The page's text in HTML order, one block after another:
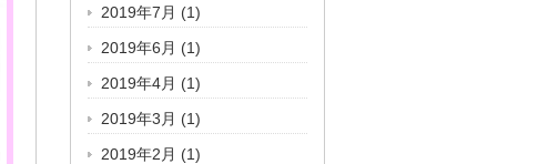
2019年7月 (1)
2019年6月 (1)
2019年4月 (1)
2019年3月 (1)
2019年2月 (1)